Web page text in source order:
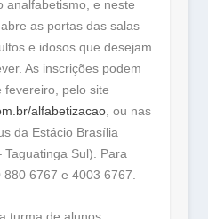
analfabetismo, e neste
as portas das salas
e idosos que desejam
As inscrições podem
fevereiro, pelo site
alfabetizacao, ou nas
da Estácio Brasília
Taguatinga Sul). Para
6767 e 4003 6767.
turma de alunos